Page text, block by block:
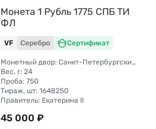
Монета 1 Рубль 1775 СПБ TИ
ФЛ
VF Серебро Сертификат
Монетный двор: Санкт-Петербургский монетный двор
Вес, г: 24
Проба: 750
Тираж, шт: 1648250
Правитель: Екатерина II
45 000 ₽